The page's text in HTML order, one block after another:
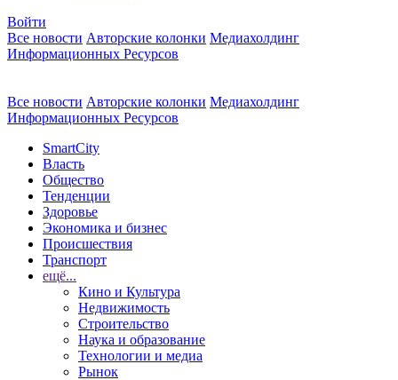
Войти
Все новости Авторские колонки Медиахолдинг
Информационных Ресурсов
Все новости Авторские колонки Медиахолдинг
Информационных Ресурсов
SmartCity
Власть
Общество
Тенденции
Здоровье
Экономика и бизнес
Происшествия
Транспорт
ещё...
Кино и Культура
Недвижимость
Строительство
Наука и образование
Технологии и медиа
Рынок